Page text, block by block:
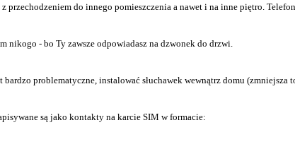
przechodzeniem do innego pomieszczenia a nawet i na inne piętro.
nikogo - bo Ty zawsze odpowiadasz na dzwonek do drzwi.
problematyczne, instalować słuchawek wewnątrz domu (zmniejsza
są jako kontakty na karcie SIM w formacie: